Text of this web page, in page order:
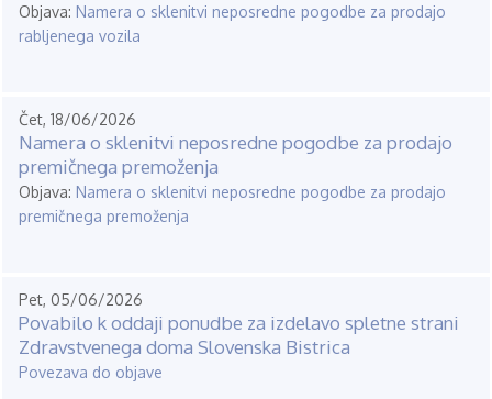
Objava: Namera o sklenitvi neposredne pogodbe za prodajo
rabljenega vozila
Čet, 18/06/2026
Namera o sklenitvi neposredne pogodbe za prodajo
premičnega premoženja
Objava: Namera o sklenitvi neposredne pogodbe za prodajo
premičnega premoženja
Pet, 05/06/2026
Povabilo k oddaji ponudbe za izdelavo spletne strani
Zdravstvenega doma Slovenska Bistrica
Povezava do objave